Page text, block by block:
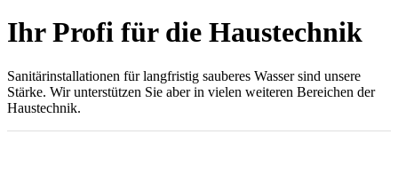
Ihr Profi für die Haustechnik
Sanitärinstallationen für langfristig sauberes Wasser sind unsere
Stärke. Wir unterstützen Sie aber in vielen weiteren Bereichen der
Haustechnik.